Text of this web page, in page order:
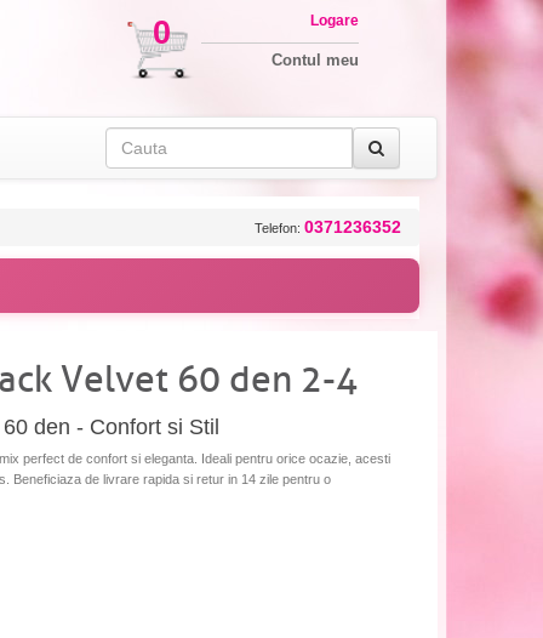
0 Logare
Contul meu
Telefon: 0371236352
Velvet 60 den 2-4
den - Confort si Stil
perfect de confort si eleganta. Ideali pentru orice ocazie, acesti
Beneficiaza de livrare rapida si retur in 14 zile pentru o